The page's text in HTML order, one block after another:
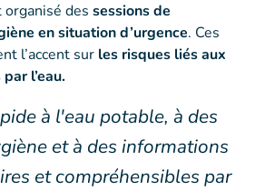
organisé des sessions de
en situation d’urgence. Ces
l’accent sur les risques liés aux
l’eau.
à l'eau potable, à des
et à des informations
et compréhensibles par